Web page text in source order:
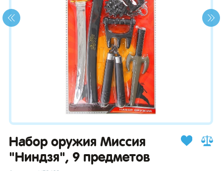
Набор оружия Миссия
"Ниндзя", 9 предметов